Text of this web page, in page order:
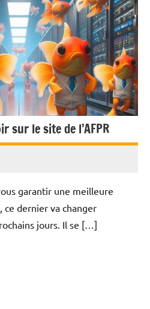
sur le site de l’AFPR
garantir une meilleure
dernier va changer
jours. Il se […]